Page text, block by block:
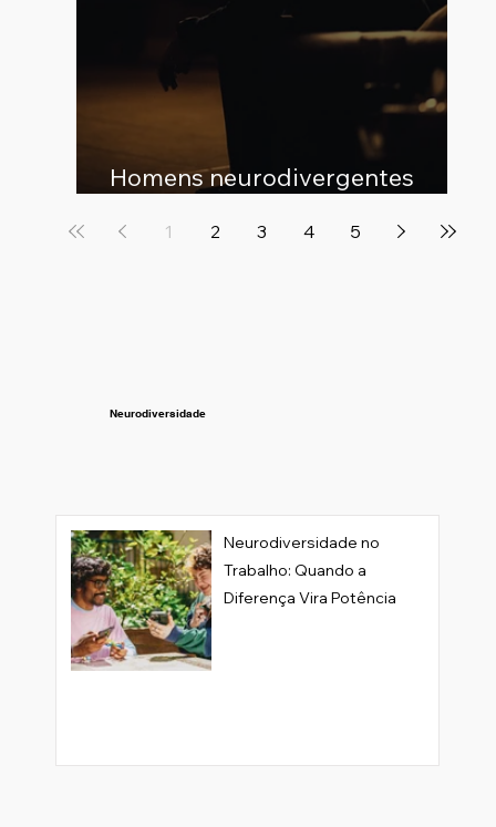
Homens neurodivergentes
1 2 3 4 5
Neurodiversidade
Neurodiversidade no
Trabalho: Quando a
Diferença Vira Potência